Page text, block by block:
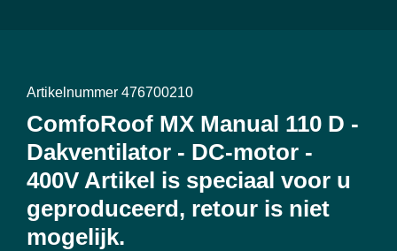
Artikelnummer 476700210
ComfoRoof MX Manual 110 D -
Dakventilator - DC-motor -
400V Artikel is speciaal voor u
geproduceerd, retour is niet
mogelijk.